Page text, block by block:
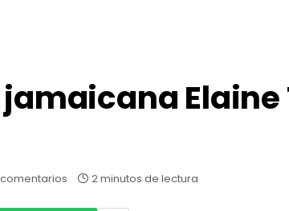
Elaine
2 minutos de lectura